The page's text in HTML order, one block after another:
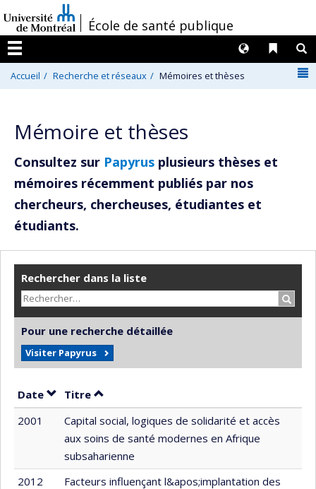
au
contenu
/École de santé publique
Menu
Liens
Langues
Accueil Recherche et réseaux Mémoires et thèses
Mémoire et thèses
Consultez sur Papyrus plusieurs thèses et
mémoires récemment publiés par nos
chercheurs, chercheuses, étudiantes et
étudiants.
Rechercher dans la liste
Pour une recherche détaillée
Visiter Papyrus
Date Trier par date en ordre croissant
Titre Trier par titre en ordre croissant
2001
Capital social, logiques de solidarité et accès
aux soins de santé modernes en Afrique
subsaharienne
2012
Facteurs influençant l&apos;implantation des